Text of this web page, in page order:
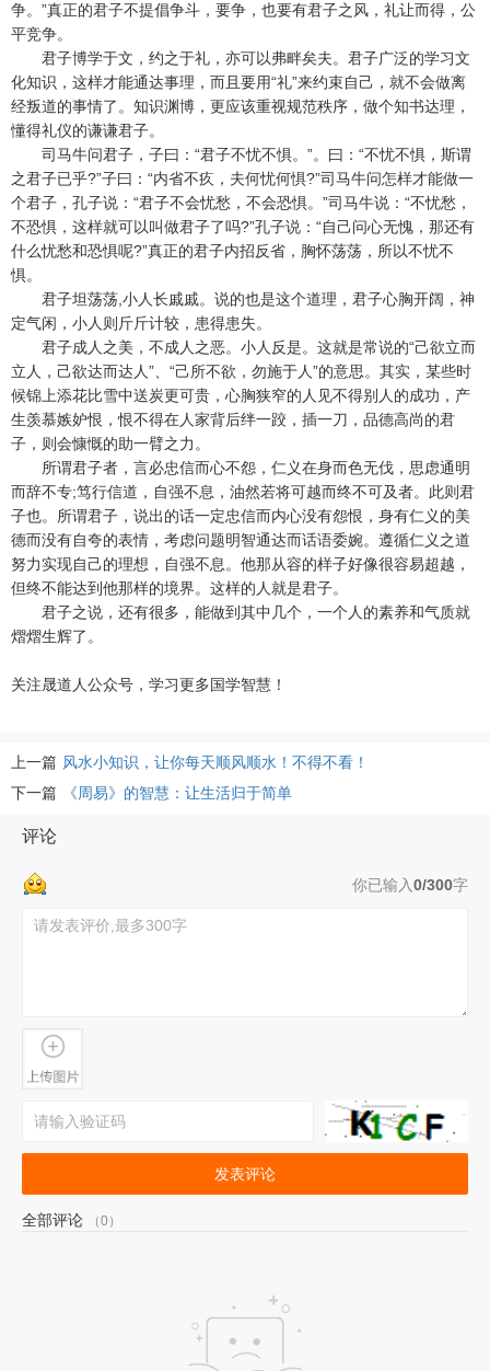
争。”真正的君子不提倡争斗，要争，也要有君子之风，礼让而得，公
平竞争。
君子博学于文，约之于礼，亦可以弗畔矣夫。君子广泛的学习文
化知识，这样才能通达事理，而且要用“礼”来约束自己，就不会做离
经叛道的事情了。知识渊博，更应该重视规范秩序，做个知书达理，
懂得礼仪的谦谦君子。
司马牛问君子，子曰：“君子不忧不惧。”。曰：“不忧不惧，斯谓
之君子已乎?”子曰：“内省不疚，夫何忧何惧?”司马牛问怎样才能做一
个君子，孔子说：“君子不会忧愁，不会恐惧。”司马牛说：“不忧愁，
不恐惧，这样就可以叫做君子了吗?”孔子说：“自己问心无愧，那还有
什么忧愁和恐惧呢?”真正的君子内招反省，胸怀荡荡，所以不忧不
惧。
君子坦荡荡,小人长戚戚。说的也是这个道理，君子心胸开阔，神
定气闲，小人则斤斤计较，患得患失。
君子成人之美，不成人之恶。小人反是。这就是常说的“己欲立而
立人，己欲达而达人”、“己所不欲，勿施于人”的意思。其实，某些时
候锦上添花比雪中送炭更可贵，心胸狭窄的人见不得别人的成功，产
生羡慕嫉妒恨，恨不得在人家背后绊一跤，插一刀，品德高尚的君
子，则会慷慨的助一臂之力。
所谓君子者，言必忠信而心不怨，仁义在身而色无伐，思虑通明
而辞不专;笃行信道，自强不息，油然若将可越而终不可及者。此则君
子也。所谓君子，说出的话一定忠信而内心没有怨恨，身有仁义的美
德而没有自夸的表情，考虑问题明智通达而话语委婉。遵循仁义之道
努力实现自己的理想，自强不息。他那从容的样子好像很容易超越，
但终不能达到他那样的境界。这样的人就是君子。
君子之说，还有很多，能做到其中几个，一个人的素养和气质就
熠熠生辉了。
关注晟道人公众号，学习更多国学智慧！
上一篇 风水小知识，让你每天顺风顺水！不得不看！
下一篇
《周易》的智慧：让生活归于简单
评论
你已输入0/300字
发表评论
全部评论 （0）